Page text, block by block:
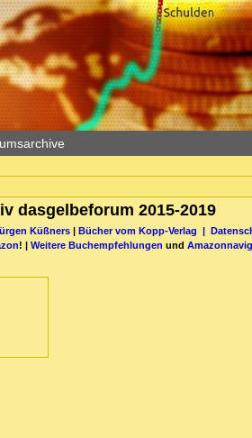
dasgelbeforum 2015-2019
Küßners| Bücher vom Kopp-Verlag |
! | Weitere Buchempfehlungen und